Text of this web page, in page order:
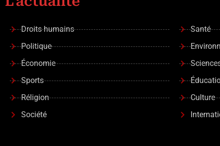
Droits humains
Politique
Économie
Sports
Réligion
Société
Santé
Culture